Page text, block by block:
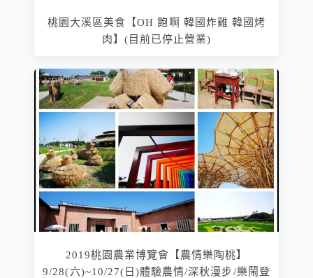
桃園大溪區美食【OH 飽啊 韓國炸雞 韓國烤
肉】(目前已停止營業)
2019桃園農業博覽會【農情樂陶桃】
9/28(六)~10/27(日)體驗農情/深秋漫步/樂鬧登